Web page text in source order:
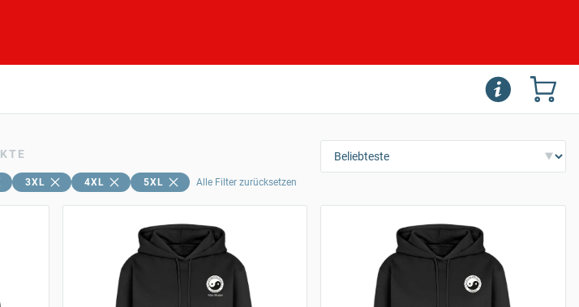
3XL 4XL 5XL Alle Filter zurücksetzen